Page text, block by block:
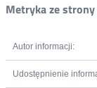
Metryka ze
Autor informacji:
Udostępnienie